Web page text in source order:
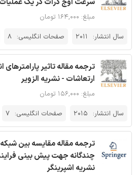
سرعت اوج ذرات در یک عملیات
مبلغ: ۱۶۴,۰۰۰ تومان
سال انتشار:
2011 صفحات انگلیسی: 8
ترجمه مقاله تاثیر
ارتعاشات - نشریه الزویر
مبلغ: ۱۵۶,۰۰۰ تومان
سال انتشار: 2015 صفحات انگلیسی: 7
ترجمه مقاله مقایسه بین
چندگانه جهت پیش بینی
نشریه اشپرینگر